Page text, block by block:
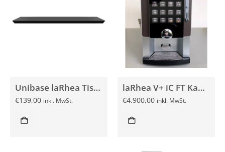
Unibase laRhea Tischplatte
€139,00 inkl. MwSt.
laRhea V+ iC FT Kaffeevollautomat
€4.900,00 inkl. MwSt.